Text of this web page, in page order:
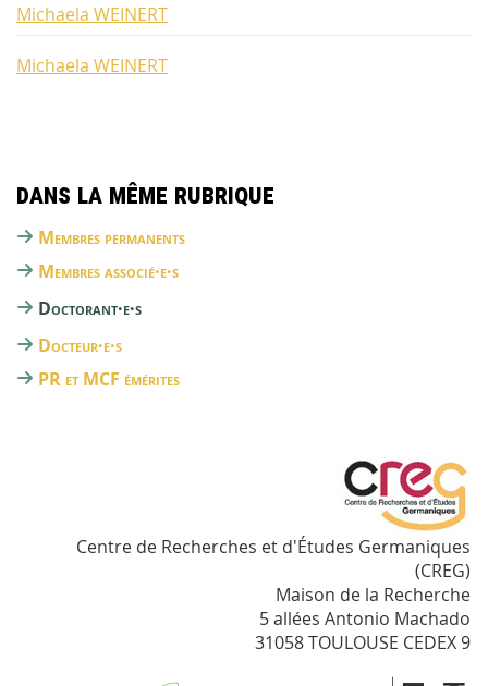
Michaela WEINERT
Michaela WEINERT
Dans la même rubrique
Membres permanents
Membres associé·e·s
Doctorant·e·s
Docteur·e·s
PR et MCF émérites
Centre de Recherches et d'Études Germaniques
(CREG)
Maison de la Recherche
5 allées Antonio Machado
31058 TOULOUSE CEDEX 9